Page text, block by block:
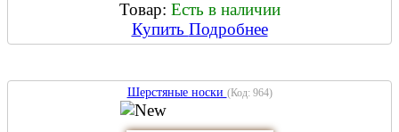
Товар: Есть в наличии
Купить Подробнее
Шерстяные носки (Код: 964)